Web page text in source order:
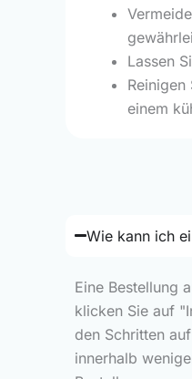
Lassen
einem
Wie kann ich
Eine Bestellung
klicken Sie auf
den Schritten
innerhalb